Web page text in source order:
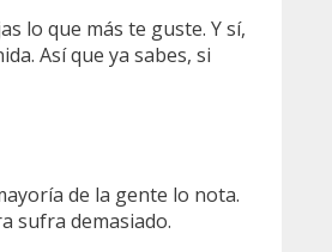
lo que más te guste. Y sí,
Así que ya sabes, si
de la gente lo nota.
sufra demasiado.